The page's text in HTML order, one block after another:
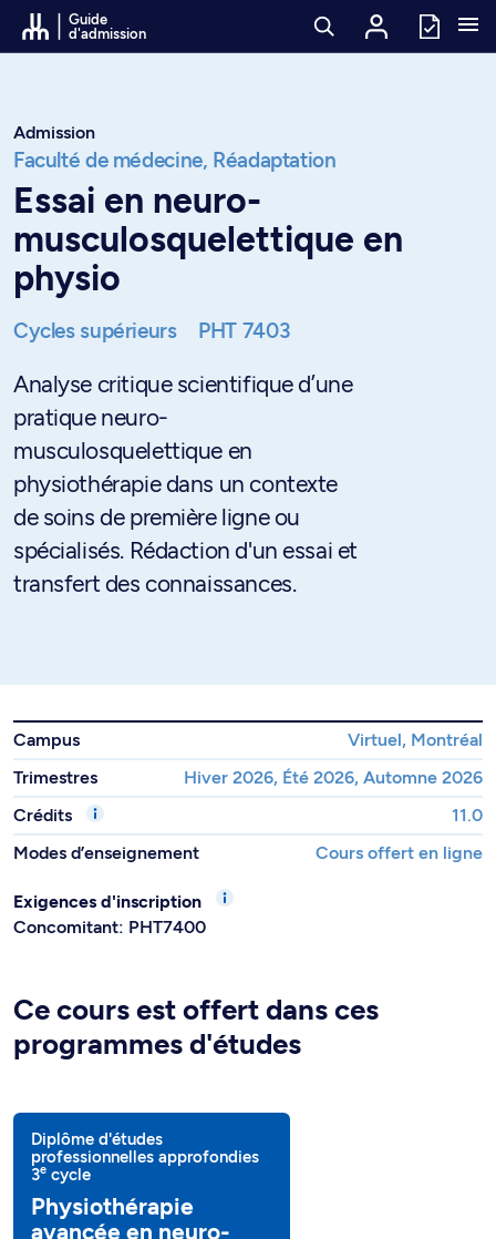
Passer au contenu
Guide
d'admission
Admission
Faculté de médecine, Réadaptation
Essai en neuro-
musculosquelettique en
physio
Cycles supérieurs PHT 7403
Analyse critique scientifique d’une
pratique neuro-
musculosquelettique en
physiothérapie dans un contexte
de soins de première ligne ou
spécialisés. Rédaction d'un essai et
transfert des connaissances.
Campus
Virtuel, Montréal
Trimestres
Hiver 2026, Été 2026, Automne 2026
Crédits
11.0
Modes d’enseignement
Cours offert en ligne
Exigences d'inscription
Concomitant: PHT7400
Ce cours est offert dans ces
programmes d'études
Diplôme d'études
professionnelles approfondies
3e cycle
Physiothérapie
avancée en neuro-